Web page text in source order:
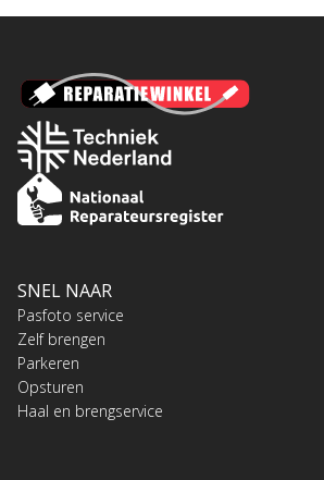
SNEL NAAR
Pasfoto service
Zelf brengen
Parkeren
Opsturen
Haal en brengservice